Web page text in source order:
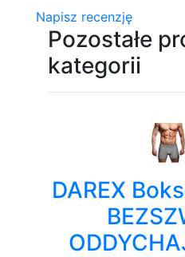
Napisz recenzję
Pozostałe
kategorii
DAREX